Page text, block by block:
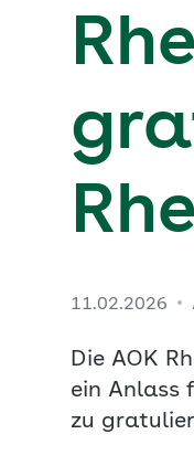
11.02.2026
Die AOK
ein Anlass
zu